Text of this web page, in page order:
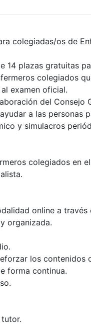
colegiadas/os de
plazas gratuitas
colegiados
examen oficial.
del Consejo
a las personas
y simulacros
colegiados en
online a
organizada.
los contenidos
forma continua.